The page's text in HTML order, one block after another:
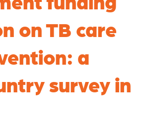
on TB care
a
survey in